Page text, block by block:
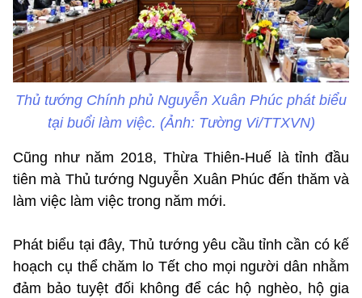
Thủ tướng Chính phủ Nguyễn Xuân Phúc phát biểu
tại buổi làm việc. (Ảnh: Tường Vi/TTXVN)
Cũng như năm 2018, Thừa Thiên-Huế là tỉnh đầu
tiên mà Thủ tướng Nguyễn Xuân Phúc đến thăm và
làm việc làm việc trong năm mới.
Phát biểu tại đây, Thủ tướng yêu cầu tỉnh cần có kế
hoạch cụ thể chăm lo Tết cho mọi người dân nhằm
đảm bảo tuyệt đối không để các hộ nghèo, hộ gia